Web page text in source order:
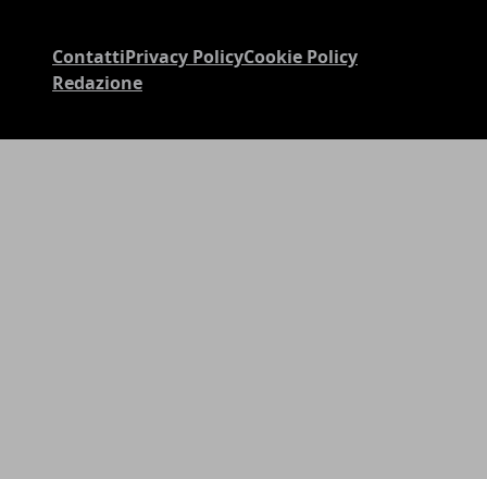
ContattiPrivacy PolicyCookie Policy
Redazione